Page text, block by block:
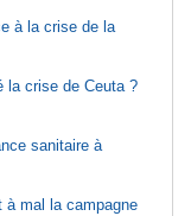
à la crise de la
la crise de Ceuta ?
sanitaire à
à mal la campagne